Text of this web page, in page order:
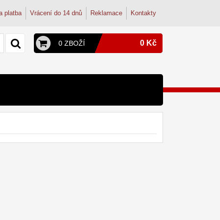
platba Vrácení do 14 dnů Reklamace Kontakty
0 ZBOŽÍ 0 Kč
a konvice